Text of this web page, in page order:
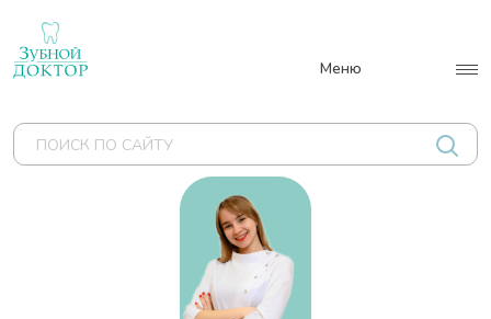
Меню